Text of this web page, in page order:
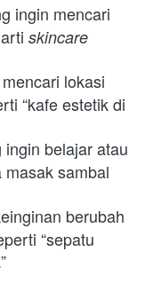
ingin mencari
skincare
lokasi
“kafe estetik di
belajar atau
masak sambal
berubah
“sepatu